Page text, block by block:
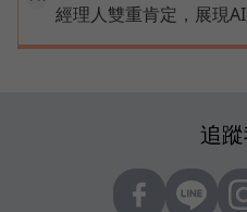
經理人雙重肯定，展現
追